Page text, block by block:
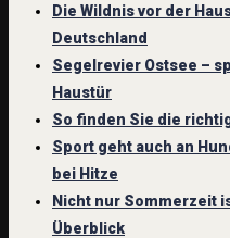
Die Wildnis vor der
Deutschland
Segelrevier Ostsee –
Haustür
So finden Sie die
Sport geht auch an
bei Hitze
Nicht nur Sommerzeit
Überblick